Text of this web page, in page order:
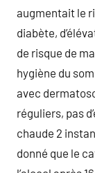
augmentait le
diabète,
de risque de
hygiène du
avec
réguliers, pas
chaude 2
donné que le